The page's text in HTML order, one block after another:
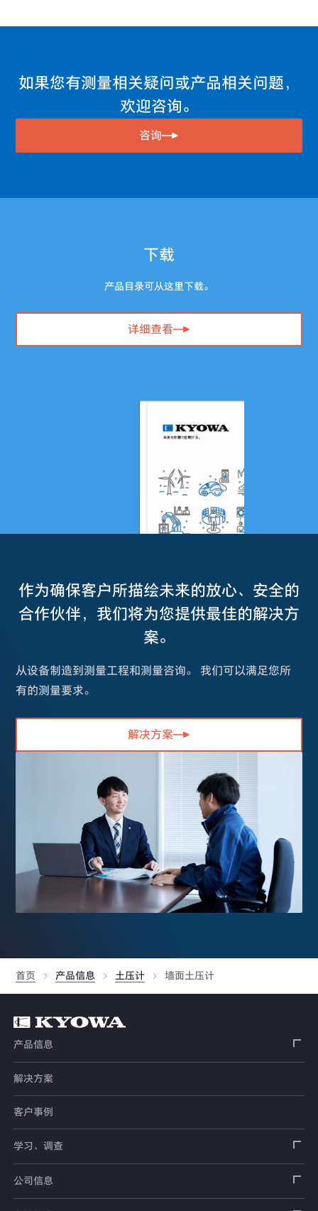
如果您有测量相关疑问或产品相关问题，
欢迎咨询。
咨询
下载
产品目录可从这里下载。
详细查看
作为确保客户所描绘未来的放心、安全的
合作伙伴，我们将为您提供最佳的解决方
案。
从设备制造到测量工程和测量咨询。 我们可以满足您所
有的测量要求。
解决方案
首页 产品信息 土压计 墙面土压计
产品信息
应变片
传感器
载荷传感器
加速度传感器
土木用传感器
载荷传感器
汽车用传感器
解决方案
客户事例
学习、调查
应变片
公司信息